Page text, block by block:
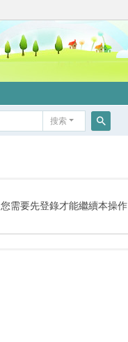
搜索
您需要先登錄才能繼續本操作